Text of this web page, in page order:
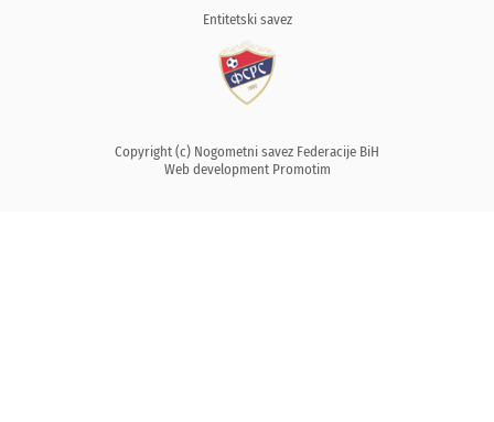
Entitetski savez
Copyright (c) Nogometni savez Federacije BiH
Web development Promotim